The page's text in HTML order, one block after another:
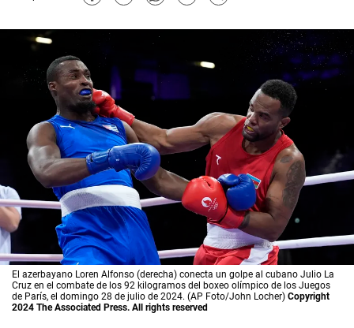
El azerbayano Loren Alfonso (derecha) conecta un golpe al cubano Julio La
Cruz en el combate de los 92 kilogramos del boxeo olímpico de los Juegos
de París, el domingo 28 de julio de 2024. (AP Foto/John Locher) Copyright
2024 The Associated Press. All rights reserved